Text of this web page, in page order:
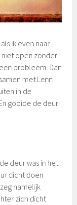
ik even naar
niet open zonder
probleem. Dan
met Lenn
in de
gooide de deur
deur was in het
dicht doen
namelijk
zich dicht